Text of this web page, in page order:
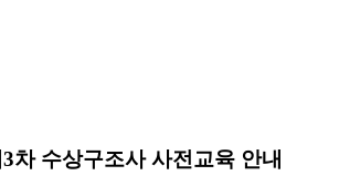
차 수상구조사 사전교육 안내